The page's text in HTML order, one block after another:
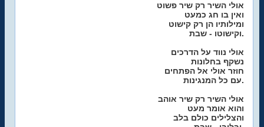
אולי השיר רק שיר פשוט
ואין בו חג כמעט
ומילותיו הן רק קישוט
וקישוטו - שבת.
אולי נווד על הדרכים
נשקף בחלונות
חוזר אולי אל הפתחים
עם כל המנגינות.
אולי השיר רק שיר אוהב
והוא אומר מעט
והצלילים כולם בלב